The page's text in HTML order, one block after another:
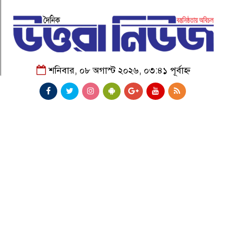
শনিবার, ০৮ অগাস্ট ২০২৬, ০৩:৪১ পূর্বাহ্ন